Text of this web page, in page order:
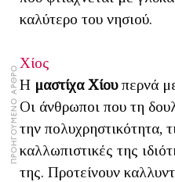
ΠΡΟΗΓΟΥΜΕΝΟ ΑΡΘΡΟ
καλύτερο του νησιού.
Χίος
Η μαστίχα Χίουπερνά
Οι άνθρωποι που τη
την πολυχρηστικότητα,
καλλωπιστικές της
της. Προτείνουν